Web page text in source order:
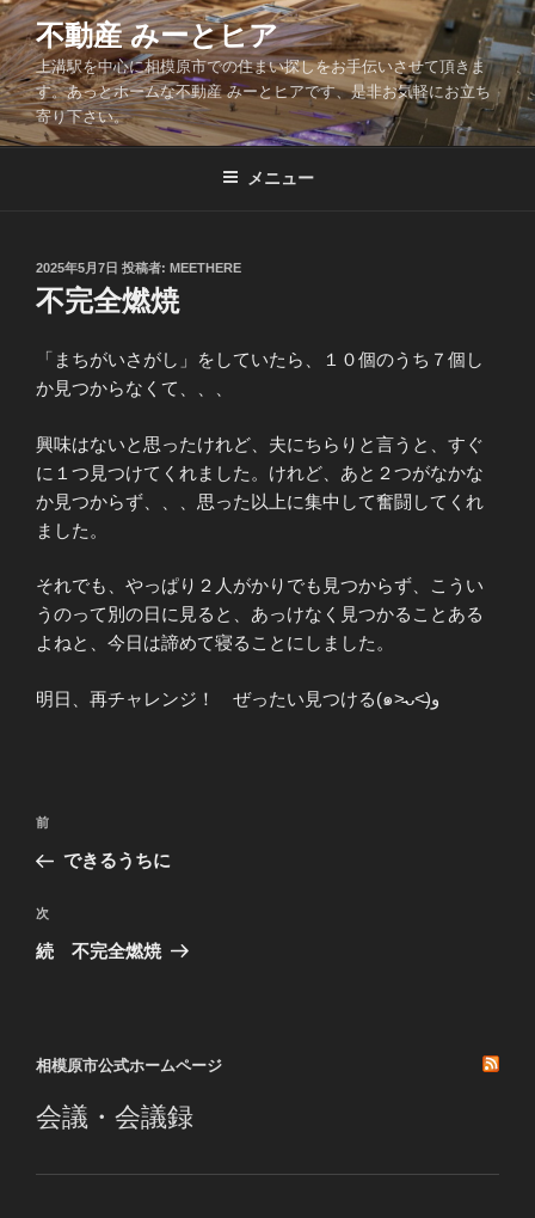
コ
ン
テ
ン
ツ
不動産 みーとヒア
上溝駅を中心に相模原市での住まい探しをお手伝いさせて頂きま
す。あっとホームな不動産 みーとヒアです、是非お気軽にお立ち
寄り下さい。
メニュー
投
稿
日:
2025年5月7日 投稿者: MEETHERE
不完全燃焼
「まちがいさがし」をしていたら、１０個のうち７個し
か見つからなくて、、、
興味はないと思ったけれど、夫にちらりと言うと、すぐ
に１つ見つけてくれました。けれど、あと２つがなかな
か見つからず、、、思った以上に集中して奮闘してくれ
ました。
それでも、やっぱり２人がかりでも見つからず、こうい
うのって別の日に見ると、あっけなく見つかることある
よねと、今日は諦めて寝ることにしました。
明日、再チャレンジ！ ぜったい見つける(๑˃̵ᴗ˂̵)و
投
ナ
ビ
ゲ
ン
前
の
稿
前
できるうちに
次
の
次
続 不完全燃焼
相模原市公式ホームページ
会議・会議録